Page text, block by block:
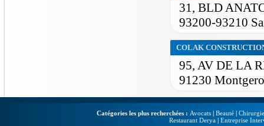
31, BLD
93200-93210
COLAK
95, AV DE LA
91230
Catégories les plus recherchées : Avocats | Beauté |
Restaurant Derya | Entreprise